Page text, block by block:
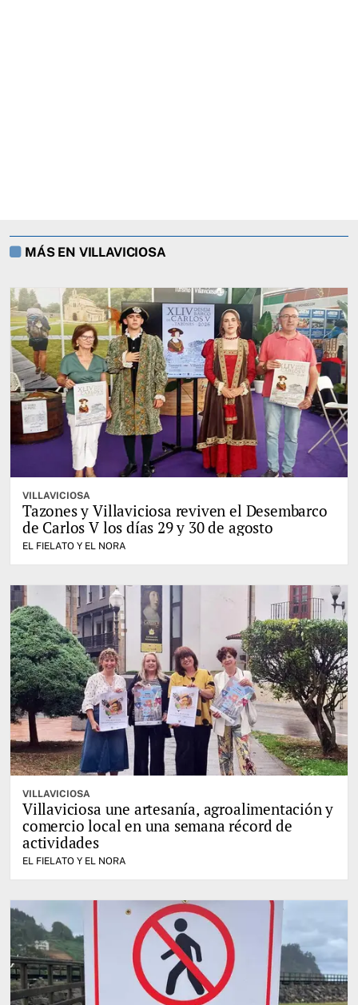
MÁS EN VILLAVICIOSA
VILLAVICIOSA
Tazones y Villaviciosa reviven el Desembarco
de Carlos V los días 29 y 30 de agosto
EL FIELATO Y EL NORA
VILLAVICIOSA
Villaviciosa une artesanía, agroalimentación y
comercio local en una semana récord de
actividades
EL FIELATO Y EL NORA